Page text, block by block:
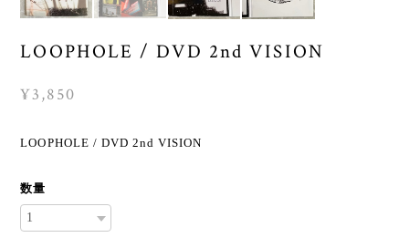
LOOPHOLE / DVD 2nd VISION
¥3,850
LOOPHOLE / DVD 2nd VISION
数量